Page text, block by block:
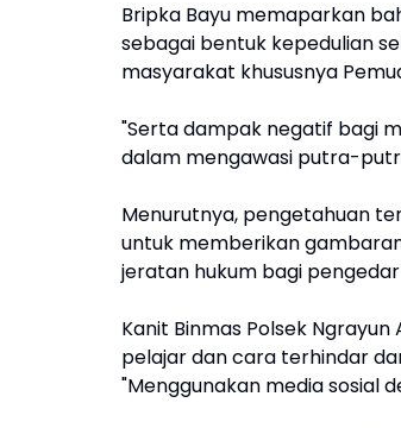
Bripka Bayu memaparkan
sebagai bentuk kepedulian
masyarakat khususnya
"Serta dampak negatif bagi
dalam mengawasi putra-
Menurutnya, pengetahuan
untuk memberikan
jeratan hukum bagi
Kanit Binmas Polsek
pelajar dan cara terhindar
"Menggunakan media sosial